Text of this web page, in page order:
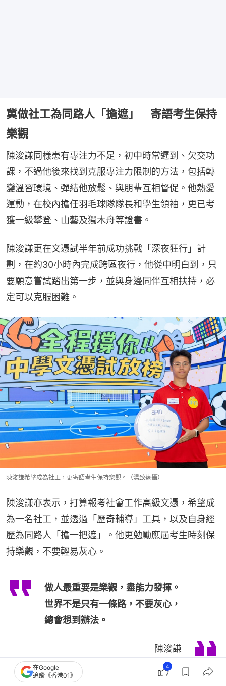
冀做社工為同路人「擔遮」 寄語考生保持
樂觀
陳浚謙同樣患有專注力不足，初中時常遲到、欠交功
課，不過他後來找到克服專注力限制的方法，包括轉
變溫習環境、彈結他放鬆、與朋輩互相督促。他熱愛
運動，在校內擔任羽毛球隊隊長和學生領袖，更已考
獲一級攀登、山藝及獨木舟等證書。
陳浚謙更在文憑試半年前成功挑戰「深夜狂行」計
劃，在約30小時內完成跨區夜行，他從中明白到，只
要願意嘗試踏出第一步，並與身邊同伴互相扶持，必
定可以克服困難。
陳浚謙希望成為社工，更寄語考生保持樂觀。（湯致遠攝）
陳浚謙亦表示，打算報考社會工作高級文憑，希望成
為一名社工，並透過「歷奇輔導」工具，以及自身經
歷為同路人「擔一把遮」。他更勉勵應屆考生時刻保
持樂觀，不要輕易灰心。
做人最重要是樂觀，盡能力發揮。
世界不是只有一條路，不要灰心，
總會想到辦法。
陳浚謙
在Google
追蹤《香港01》
4